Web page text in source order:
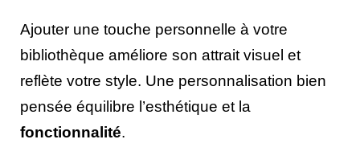
Ajouter une touche personnelle à votre
bibliothèque améliore son attrait visuel et
reflète votre style. Une personnalisation bien
pensée équilibre l’esthétique et la
fonctionnalité.